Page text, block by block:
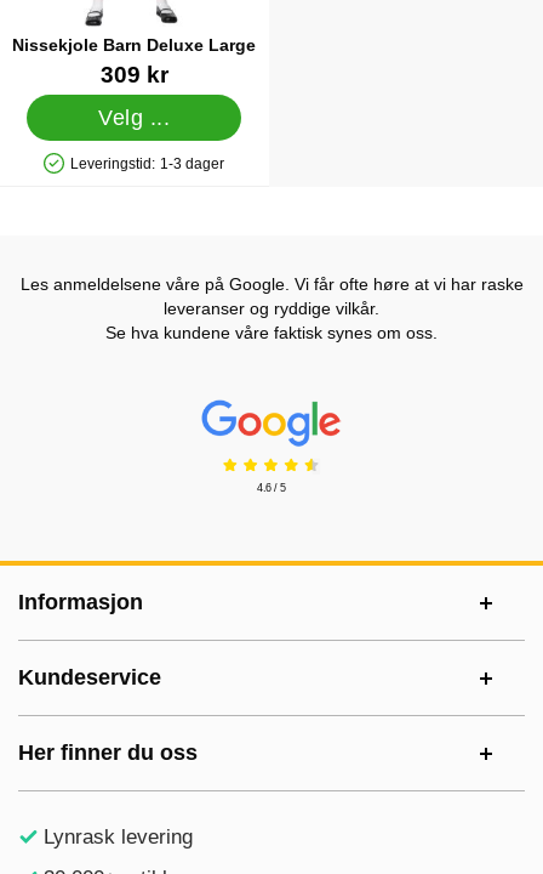
Nissekjole Barn Deluxe Large
Varenummer 13803
309 kr
Velg ...
Produkttilgjengelighet: På lager
Leveringstid: 1-3 dager
Les anmeldelsene våre på Google. Vi får ofte høre at vi har raske
leveranser og ryddige vilkår.
Se hva kundene våre faktisk synes om oss.
Prisjakt Vurdering: 4.6 Stjerne
4.6 / 5
Informasjon
Kundeservice
Her finner du oss
Lynrask levering